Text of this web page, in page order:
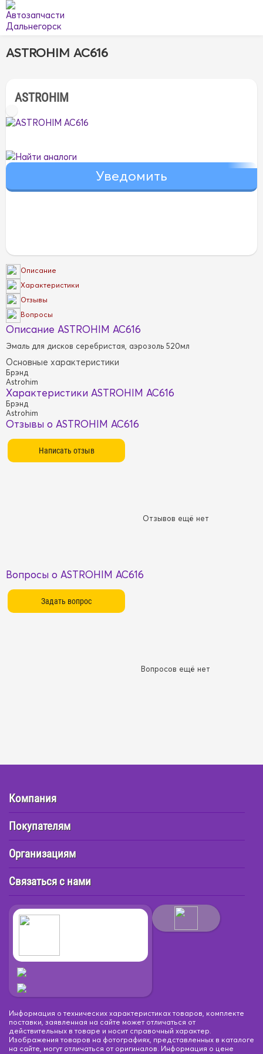
ASTROHIM AC616
ASTROHIM
Найти аналоги
Описание
Характеристики
Отзывы
Вопросы
Описание ASTROHIM AC616
Эмаль для дисков серебристая, аэрозоль 520мл
Основные характеристики
Брэнд
Astrohim
Характеристики ASTROHIM AC616
Брэнд
Astrohim
Отзывы о ASTROHIM AC616
Отзывов ещё нет
Вопросы о ASTROHIM AC616
Вопросов ещё нет
Компания
Покупателям
Организациям
Связаться с нами
Информация о технических характеристиках товаров, комплекте
поставки, заявленная на сайте может отличаться от
действительных в товаре и носит справочный характер.
Изображения товаров на фотографиях, представленных в каталоге
на сайте, могут отличаться от оригиналов. Информация о цене